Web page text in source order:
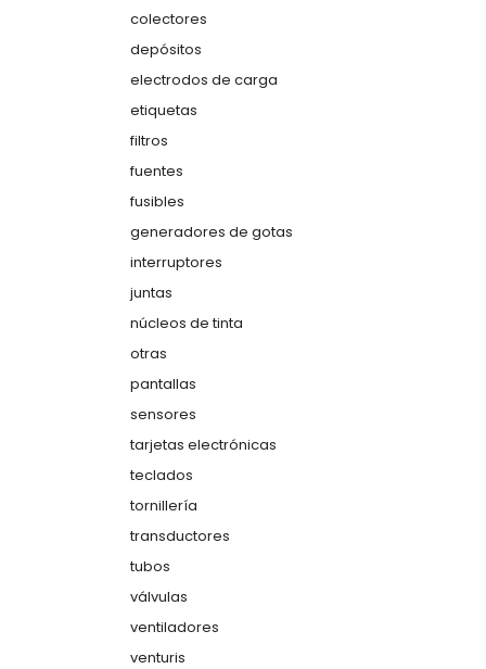
colectores
depósitos
electrodos de carga
etiquetas
filtros
fuentes
fusibles
generadores de gotas
interruptores
juntas
núcleos de tinta
otras
pantallas
sensores
tarjetas electrónicas
teclados
tornillería
transductores
tubos
válvulas
ventiladores
venturis